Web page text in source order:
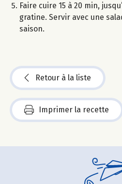
Faire cuire 15 à 20 min,
gratine. Servir avec une
saison.
Retour à la liste
Imprimer la recette